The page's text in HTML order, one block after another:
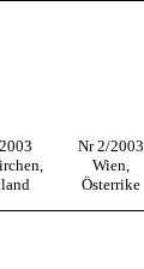
Nr 2/2003
Wien,
Österrike